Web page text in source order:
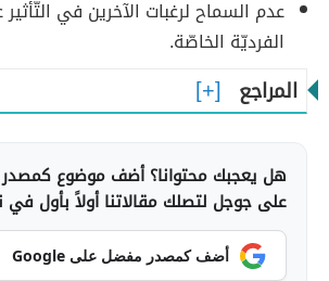
عدم السماح لرغبات الآخرين في التّأثير
الفرديّة الخاصّة.
المراجع
هل يعجبك محتوانا؟ أضف موضوع
على جوجل لتصلك مقالاتنا أولاً بأول في
أضف كمصدر مفضل على Google